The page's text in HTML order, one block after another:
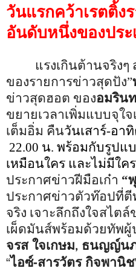
วันแรกคว้าเรตติ้ง
อันดับหนึ่งของประ
แรงเกินต้านจริงๆ
ของรายการข่าวสุดปัง”
ข่าวสุดฮอต ของอมริน
ขยายเวลาเพิ่มแบบจุใ
เต็มอิ่ม คืนวันเสาร์-อา
22.00 น. พร้อมกับรูปแ
เหมือนใคร และไม่มีใ
ประกาศข่าวฝีมือเก๋า “
ประกาศข่าวตัวท๊อปที่
จริง เจาะลึกถึงใจสไต
เผ็ดมันส์พร้อมด้วยทัพผู้
จรส ใจเกษม, ธนญญ์นภ
“ไอซ์-สารวัตร กิจพานิช